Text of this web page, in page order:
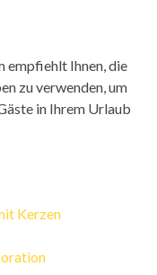
empfiehlt Ihnen, die
zu verwenden, um
in Ihrem Urlaub
Kerzen